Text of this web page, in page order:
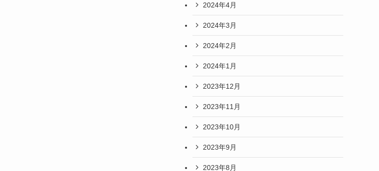
2024年4月
2024年3月
2024年2月
2024年1月
2023年12月
2023年11月
2023年10月
2023年9月
2023年8月